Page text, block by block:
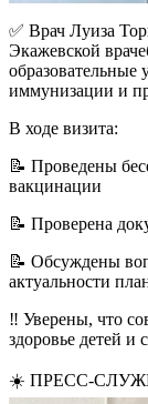
✅ Врач Луиза
Экажевской
образовательные
иммунизации и
В ходе визита:
📝 Проведены
вакцинации
📝 Проверена
📝 Обсуждены
актуальности
‼️ Уверены, что
здоровье детей
☀️ ПРЕСС-